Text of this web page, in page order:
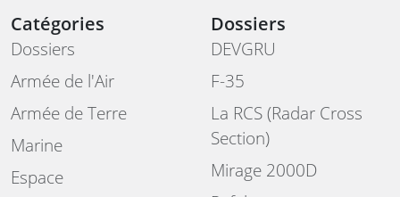
Catégories
Dossiers
Armée de l'Air
Armée de Terre
Marine
Espace
Dossiers
DEVGRU
F-35
La RCS (Radar Cross
Section)
Mirage 2000D